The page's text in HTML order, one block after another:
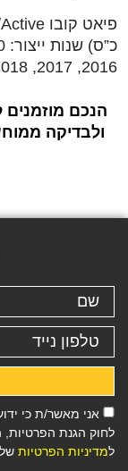
2016, 2017, 2018
הנכם
ולבדיקה
אני מאשר/ת כי
למדיניות הפרטיות